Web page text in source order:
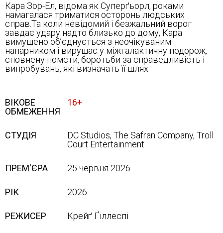
Кара Зор-Ел, відома як Суперґьорл, роками
намагалася триматися осторонь людських
справ.Та коли невідомий і безжальний ворог
завдає удару надто близько до дому, Кара
вимушено об’єднується з неочікуваним
напарником і вирушає у міжгалактичну подорож,
сповнену помсти, боротьби за справедливість і
випробувань, які визначать її шлях
ВІКОВЕ
ОБМЕЖЕННЯ
16+
СТУДІЯ
DC Studios, The Safran Company, Troll
Court Entertainment
ПРЕМ'ЄРА 25 червня 2026
РІК 2026
РЕЖИСЕР Крейґ Ґіллеспі